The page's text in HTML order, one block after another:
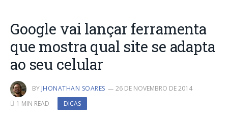
Google vai lançar ferramenta
que mostra qual site se adapta
ao seu celular
BY JHONATHAN SOARES
26 DE NOVEMBRO DE 2014
1 MIN READ
DICAS